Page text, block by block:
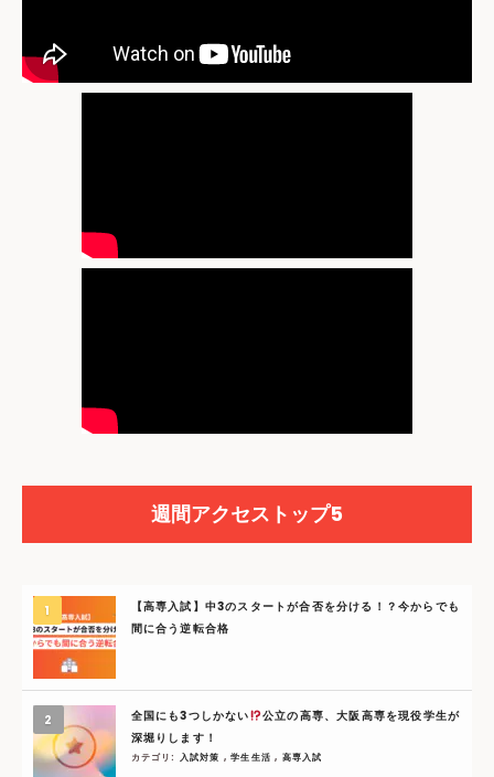
週間アクセストップ5
【高専入試】中3のスタートが合否を分ける！？今からでも
間に合う逆転合格
全国にも3つしかない
公立の高専、大阪高専を現役学生が
深堀りします！
カテゴリ: 入試対策 ,学生生活, 高専入試